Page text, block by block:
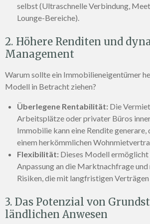
selbst (Ultraschnelle Verbindung,
Lounge-Bereiche).
2. Höhere Renditen und
Management
Warum sollte ein Immobilieneigentümer
Modell in Betracht ziehen?
Überlegene Rentabilität: Die
Arbeitsplätze oder privater Büros
Immobilie kann eine Rendite generare,
einem herkömmlichen
Flexibilität: Dieses Modell ermöglicht
Anpassung an die Marktnachfrage
Risiken, die mit langfristigen Verträgen
3. Das Potenzial von
ländlichen Anwesen